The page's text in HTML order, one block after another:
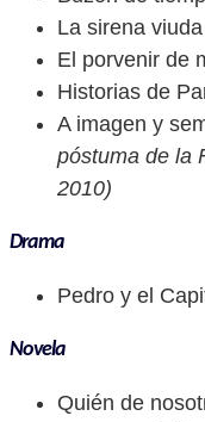
La sirena viuda
El porvenir de
Historias de
A imagen y
póstuma de la
2010)
Drama
Pedro y el
Novela
Quién de